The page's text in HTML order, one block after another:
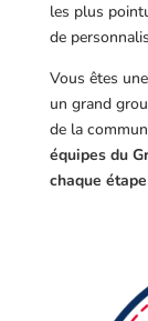
les plus
de
Vous êtes
un grand
de la
équipes du
chaque